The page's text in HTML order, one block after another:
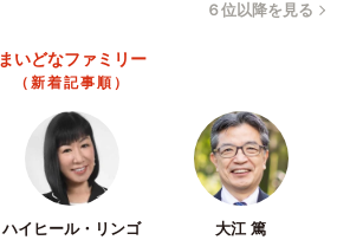
６位以降を見る
まいどなファミリー
（新着記事順）
ハイヒール・リンゴ 大江 篤